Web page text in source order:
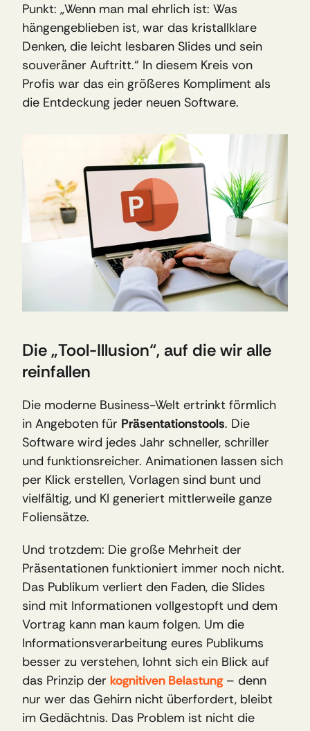
Punkt: „Wenn man mal ehrlich ist: Was
hängengeblieben ist, war das kristallklare
Denken, die leicht lesbaren Slides und sein
souveräner Auftritt.“ In diesem Kreis von
Profis war das ein größeres Kompliment als
die Entdeckung jeder neuen Software.
Die „Tool-Illusion“, auf die wir alle
reinfallen
Die moderne Business-Welt ertrinkt förmlich
in Angeboten für Präsentationstools. Die
Software wird jedes Jahr schneller, schriller
und funktionsreicher. Animationen lassen sich
per Klick erstellen, Vorlagen sind bunt und
vielfältig, und KI generiert mittlerweile ganze
Foliensätze.
Und trotzdem: Die große Mehrheit der
Präsentationen funktioniert immer noch nicht.
Das Publikum verliert den Faden, die Slides
sind mit Informationen vollgestopft und dem
Vortrag kann man kaum folgen. Um die
Informationsverarbeitung eures Publikums
besser zu verstehen, lohnt sich ein Blick auf
das Prinzip der kognitiven Belastung – denn
nur wer das Gehirn nicht überfordert, bleibt
im Gedächtnis. Das Problem ist nicht die